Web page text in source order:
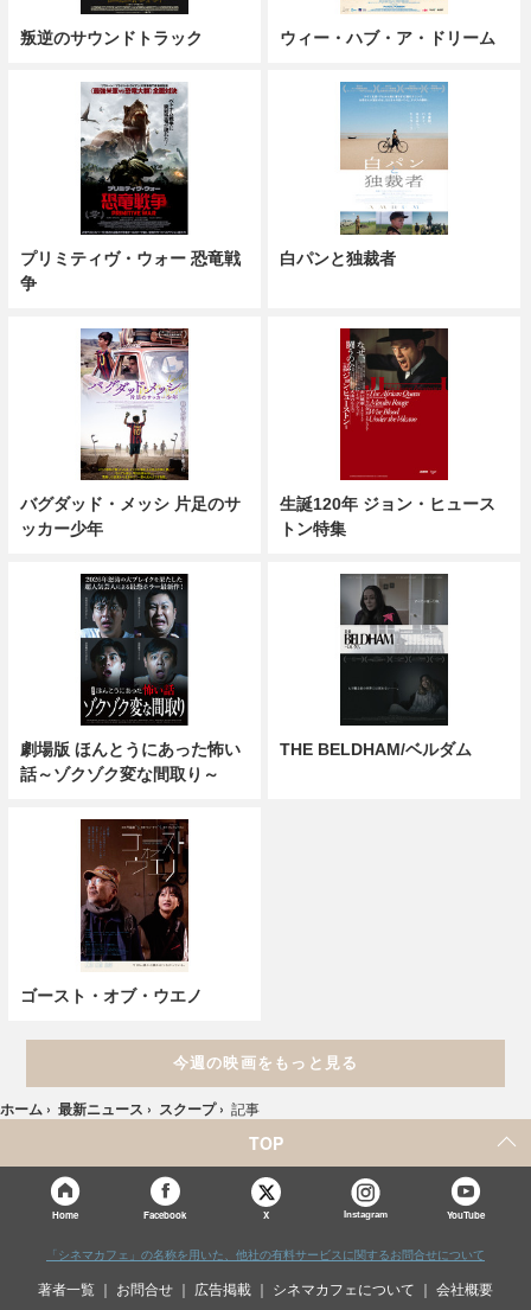
叛逆のサウンドトラック ウィー・ハブ・ア・ドリーム
プリミティヴ・ウォー 恐竜戦
争
白パンと独裁者
バグダッド・メッシ 片足のサ
ッカー少年
生誕120年 ジョン・ヒュース
トン特集
劇場版 ほんとうにあった怖い
話～ゾクゾク変な間取り～
THE BELDHAM/ベルダム
ゴースト・オブ・ウエノ
今週の映画をもっと見る
ホーム › 最新ニュース › スクープ › 記事
TOP
Home Facebook X Instagram YouTube
「シネマカフェ」の名称を用いた、他社の有料サービスに関するお問合せについて
著者一覧 お問合せ 広告掲載 シネマカフェについて 会社概要